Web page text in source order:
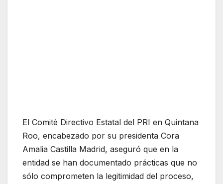
El Comité Directivo Estatal del PRI en Quintana
Roo, encabezado por su presidenta Cora
Amalia Castilla Madrid, aseguró que en la
entidad se han documentado prácticas que no
sólo comprometen la legitimidad del proceso,